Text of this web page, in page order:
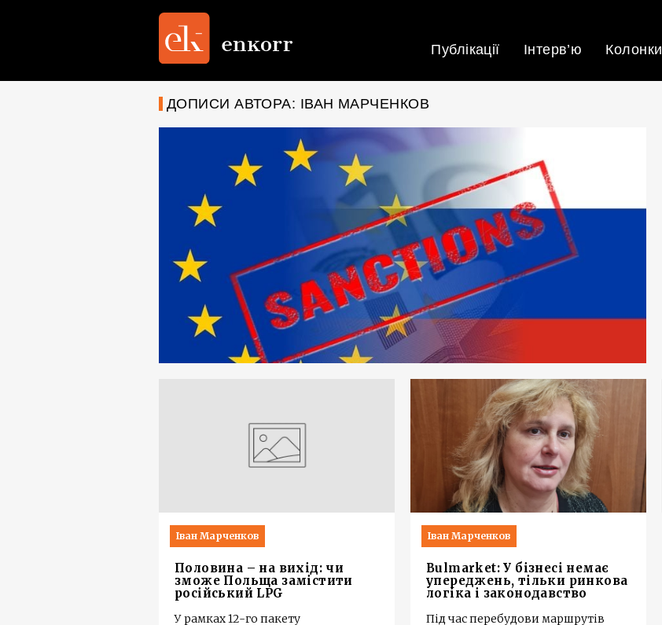
Публікації Інтерв’ю Колонки
ДОПИСИ АВТОРА: ІВАН МАРЧЕНКОВ
Іван Марченков
Половина – на вихід: чи
зможе Польща замістити
російський LPG
У рамках 12-го пакету
Іван Марченков
Bulmarket: У бізнесі немає
упереджень, тільки ринкова
логіка і законодавство
Під час перебудови маршрутів